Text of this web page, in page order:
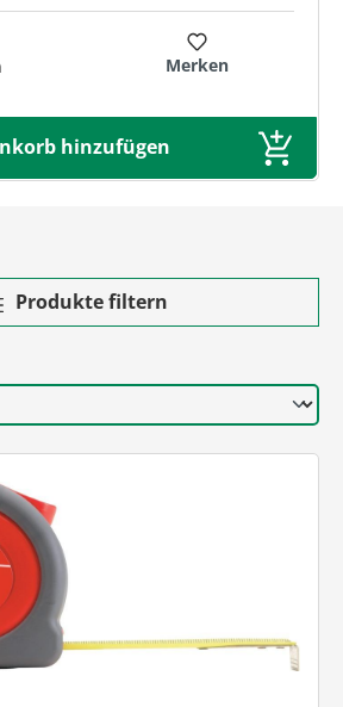
Merken
hinzufügen
Produkte filtern